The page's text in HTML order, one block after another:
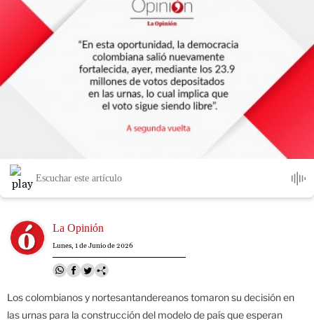
Escuchar este artículo
Image La Opinión
Lunes, 1 de Junio de 2026
Los colombianos y nortesantandereanos tomaron su decisión en
las urnas para la construcción del modelo de país que esperan